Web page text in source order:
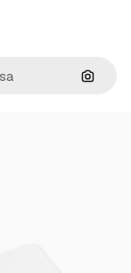
Cerca